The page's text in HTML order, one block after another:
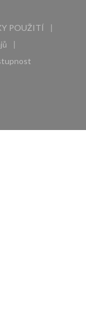
se v novém okně))
POUŽITÍ
((otevře se v novém
novém okně))
okně))
((otevře se v novém